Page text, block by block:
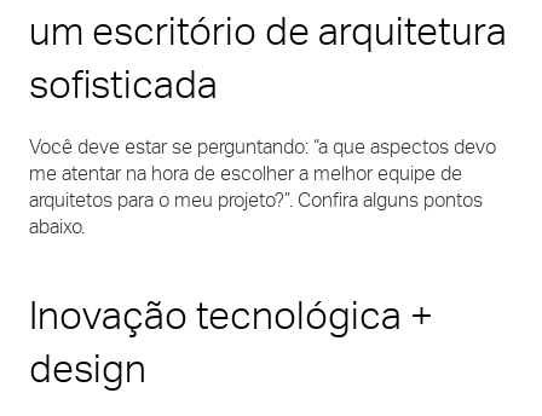
um escritório de arquitetura
sofisticada
Você deve estar se perguntando: “a que aspectos devo
me atentar na hora de escolher a melhor equipe de
arquitetos para o meu projeto?”. Confira alguns pontos
abaixo.
Inovação tecnológica +
design